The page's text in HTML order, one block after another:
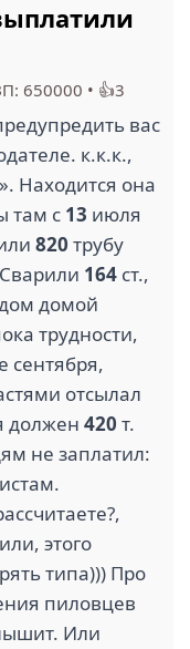
650000 • 👍3
вас
к.к.к.,
Находится она
там с 13 июля
820 трубу
164 ст.,
домой
трудности,
сентября,
отсылал
должен 420 т.
не заплатил:
этого
типа))) Про
пиловцев
Или